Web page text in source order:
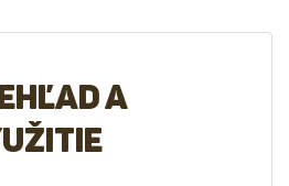
a